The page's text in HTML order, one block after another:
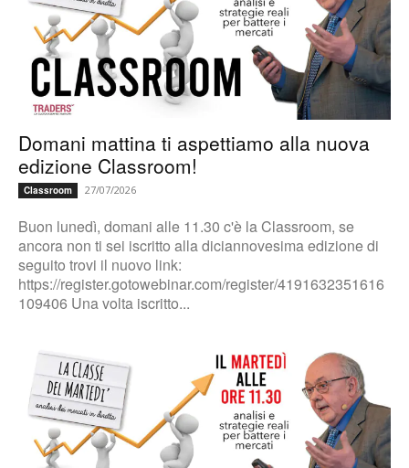
Domani mattina ti aspettiamo alla nuova
edizione Classroom!
Classroom 27/07/2026
Buon lunedì, domani alle 11.30 c'è la Classroom, se
ancora non ti sei iscritto alla diciannovesima edizione di
seguito trovi il nuovo link:
https://register.gotowebinar.com/register/4191632351616
109406 Una volta iscritto...